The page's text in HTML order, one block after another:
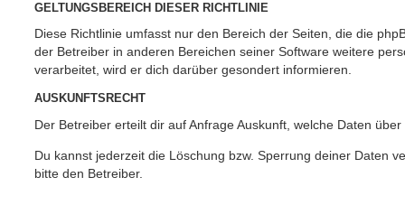
GELTUNGSBEREICH DIESER RICHTLINIE
Diese Richtlinie umfasst nur den Bereich der Seiten, die die
der Betreiber in anderen Bereichen seiner Software weitere
verarbeitet, wird er dich darüber gesondert informieren.
AUSKUNFTSRECHT
Der Betreiber erteilt dir auf Anfrage Auskunft, welche Daten
Du kannst jederzeit die Löschung bzw. Sperrung deiner Daten
bitte den Betreiber.